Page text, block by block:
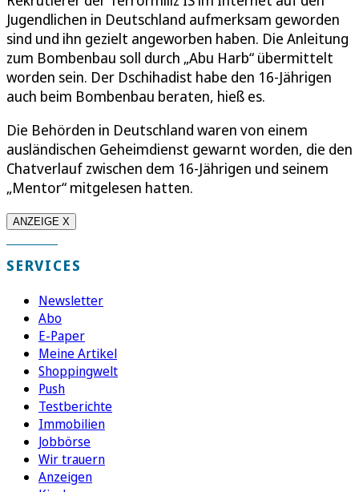
Jugendlichen in Deutschland aufmerksam geworden
sind und ihn gezielt angeworben haben. Die Anleitung
zum Bombenbau soll durch „Abu Harb“ übermittelt
worden sein. Der Dschihadist habe den 16-Jährigen
auch beim Bombenbau beraten, hieß es.
Die Behörden in Deutschland waren von einem
ausländischen Geheimdienst gewarnt worden, die den
Chatverlauf zwischen dem 16-Jährigen und seinem
„Mentor“ mitgelesen hatten.
ANZEIGE X
SERVICES
Newsletter
Abo
E-Paper
Meine Artikel
Shoppingwelt
Push
Testberichte
Immobilien
Jobbörse
Wir trauern
Anzeigen